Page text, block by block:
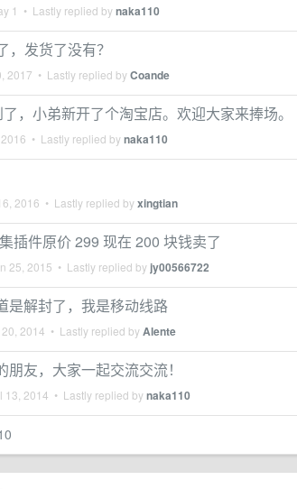
1 • Lastly replied bynaka110
，发货了没有？
2017 • Lastly replied byCoande
，小弟新开了个淘宝店。欢迎大家来捧场。
• Lastly replied bynaka110
2016 • Lastly replied byxingtian
插件原价 299 现在 200 块钱卖了
25, 2015 • Lastly replied by jy00566722
是解封了，我是移动线路
2014 • Lastly replied byAlente
友，大家一起交流交流！
13, 2014 • Lastly replied bynaka110